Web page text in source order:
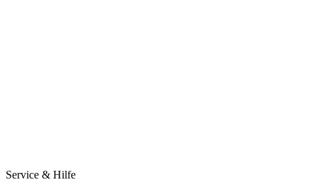
Service & Hilfe